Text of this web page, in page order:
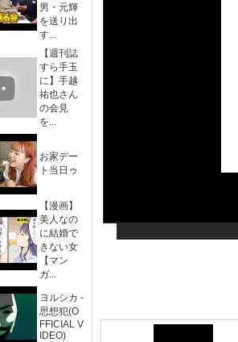
男・元輝
を送り出
す...
【週刊誌
すら手玉
に】手越
祐也さん
の会見
を...
お家デー
ト当日ゥ
【漫画】
美人なの
に結婚で
きない女
【マン
ガ...
ヨルシカ -
思想犯(O
FFICIAL V
IDEO)